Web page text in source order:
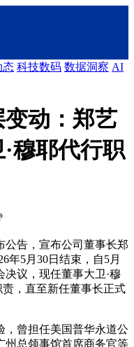
态 科技数码 数据洞察 AI
动：郑艺
穆耶代行职
公告，宣布公司董事长郑
年5月30日结束，自5月
议，现任董事大卫·穆
，直至新任董事长正式
，曾担任美国普华永道公
州总领事馆首席商务官等